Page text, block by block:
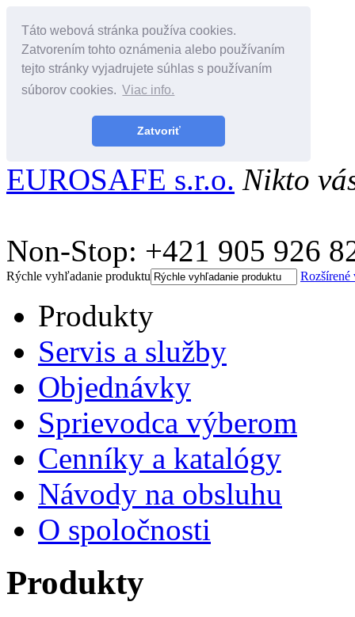
Táto webová stránka používa cookies.
Zatvorením tohto oznámenia alebo používaním
tejto stránky vyjadrujete súhlas s používaním
súborov cookies. Viac info.
Zatvoriť
EUROSAFE s.r.o. Nikto
Non-Stop: +421 905 926
Rýchle vyhľadanie produktu
Produkty
Servis a služby
Objednávky
Sprievodca výberom
Cenníky a katalógy
Návody na obsluhu
O spoločnosti
Produkty